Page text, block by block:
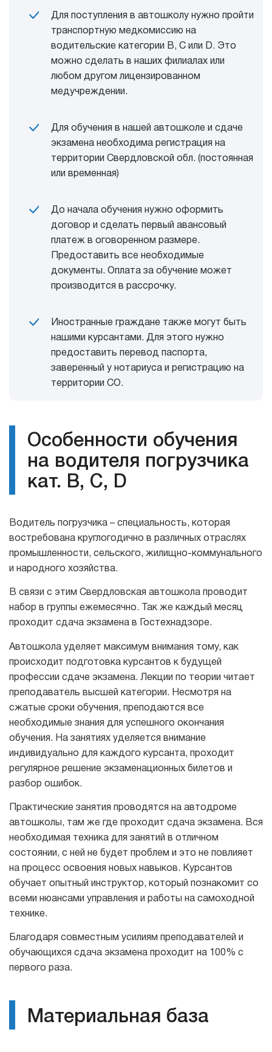
Для поступления в автошколу нужно пройти
транспортную медкомиссию на
водительские категории В, С или D. Это
можно сделать в наших филиалах или
любом другом лицензированном
медучреждении.
Для обучения в нашей автошколе и сдаче
экзамена необходима регистрация на
территории Свердловской обл. (постоянная
или временная)
До начала обучения нужно оформить
договор и сделать первый авансовый
платеж в оговоренном размере.
Предоставить все необходимые
документы. Оплата за обучение может
производится в рассрочку.
Иностранные граждане также могут быть
нашими курсантами. Для этого нужно
предоставить перевод паспорта,
заверенный у нотариуса и регистрацию на
территории СО.
Особенности обучения
на водителя погрузчика
кат. В, С, D
Водитель погрузчика – специальность, которая
востребована круглогодично в различных отраслях
промышленности, сельского, жилищно-коммунального
и народного хозяйства.
В связи с этим Свердловская автошкола проводит
набор в группы ежемесячно. Так же каждый месяц
проходит сдача экзамена в Гостехнадзоре.
Автошкола уделяет максимум внимания тому, как
происходит подготовка курсантов к будущей
профессии сдаче экзамена. Лекции по теории читает
преподаватель высшей категории. Несмотря на
сжатые сроки обучения, преподаются все
необходимые знания для успешного окончания
обучения. На занятиях уделяется внимание
индивидуально для каждого курсанта, проходит
регулярное решение экзаменационных билетов и
разбор ошибок.
Практические занятия проводятся на автодроме
автошколы, там же где проходит сдача экзамена. Вся
необходимая техника для занятий в отличном
состоянии, с ней не будет проблем и это не повлияет
на процесс освоения новых навыков. Курсантов
обучает опытный инструктор, который познакомит со
всеми нюансами управления и работы на самоходной
технике.
Благодаря совместным усилиям преподавателей и
обучающихся сдача экзамена проходит на 100% с
первого раза.
Материальная база